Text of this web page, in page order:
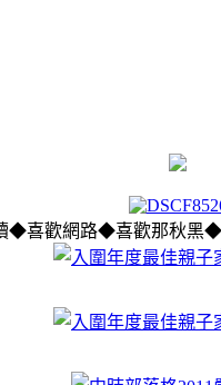
喜歡網路◆喜歡那秋黑